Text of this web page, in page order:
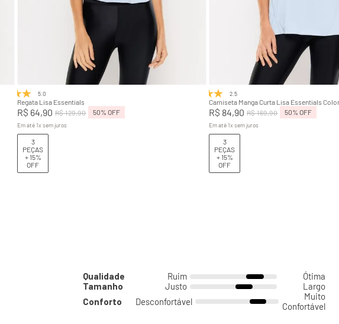
GG
M
Adicionar na sacola
5.0
Regata Lisa Essentials
R$ 64,90 R$129,90 50% OFF
Em até 1xsem juros
3
PEÇAS
+ 15%
OFF
G
M
Adicionar na sacola
2.5
Camiseta Manga Curta Lisa Essentials
R$ 84,90 R$169,90 50% OFF
Em até 1xsem juros
3
PEÇAS
+ 15%
OFF
Qualidade Ruim
Ótima
Tamanho
Justo
Largo
Conforto
Desconfortável
Muito
Confortável